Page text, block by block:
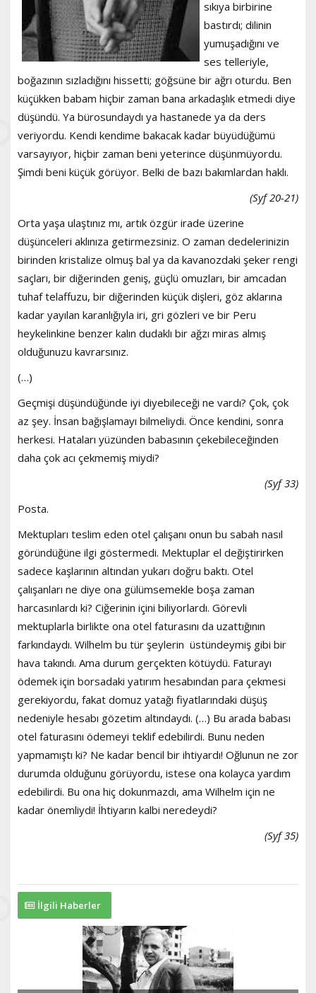
sıkıya birbirine
bastırdı; dilinin
yumuşadığını ve
ses telleriyle,
boğazının sızladığını hissetti; göğsüne bir ağrı oturdu. Ben
küçükken babam hiçbir zaman bana arkadaşlık etmedi diye
düşündü. Ya bürosundaydı ya hastanede ya da ders
veriyordu. Kendi kendime bakacak kadar büyüdüğümü
varsayıyor, hiçbir zaman beni yeterince düşünmüyordu.
Şimdi beni küçük görüyor. Belki de bazı bakımlardan haklı.
(Syf 20-21)
Orta yaşa ulaştınız mı, artık özgür irade üzerine
düşünceleri aklınıza getirmezsiniz. O zaman dedelerinizin
birinden kristalize olmuş bal ya da kavanozdaki şeker rengi
saçları, bir diğerinden geniş, güçlü omuzları, bir amcadan
tuhaf telaffuzu, bir diğerinden küçük dişleri, göz aklarına
kadar yayılan karanlığıyla iri, gri gözleri ve bir Peru
heykelinkine benzer kalın dudaklı bir ağzı miras almış
olduğunuzu kavrarsınız.
(…)
Geçmişi düşündüğünde iyi diyebileceği ne vardı? Çok, çok
az şey. İnsan bağışlamayı bilmeliydi. Önce kendini, sonra
herkesi. Hataları yüzünden babasının çekebileceğinden
daha çok acı çekmemiş miydi?
(Syf 33)
Posta.
Mektupları teslim eden otel çalışanı onun bu sabah nasıl
göründüğüne ilgi göstermedi. Mektuplar el değiştirirken
sadece kaşlarının altından yukarı doğru baktı. Otel
çalışanları ne diye ona gülümsemekle boşa zaman
harcasınlardı ki? Ciğerinin içini biliyorlardı. Görevli
mektuplarla birlikte ona otel faturasını da uzattığının
farkındaydı. Wilhelm bu tür şeylerin üstündeymiş gibi bir
hava takındı. Ama durum gerçekten kötüydü. Faturayı
ödemek için borsadaki yatırım hesabından para çekmesi
gerekiyordu, fakat domuz yatağı fiyatlarındaki düşüş
nedeniyle hesabı gözetim altındaydı. (…) Bu arada babası
otel faturasını ödemeyi teklif edebilirdi. Bunu neden
yapmamıştı ki? Ne kadar bencil bir ihtiyardı! Oğlunun ne zor
durumda olduğunu görüyordu, istese ona kolayca yardım
edebilirdi. Bu ona hiç dokunmazdı, ama Wilhelm için ne
kadar önemliydi! İhtiyarın kalbi neredeydi?
(Syf 35)
İlgili Haberler